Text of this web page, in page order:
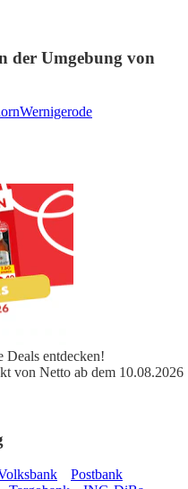
der Umgebung von
Wernigerode
Deals entdecken!
von Netto ab dem 10.08.2026
Postbank